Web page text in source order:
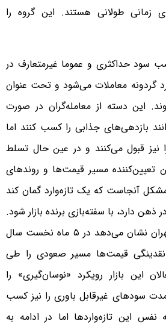
زمانی طولانی هستند. این گروه را
سود حداکثری و عموما غیرمتعارف در
گردونه معاملات می‌شود و تحت عنوان
این دسته از معامله‌گران در صورت
بازدهی‌های جذابی را کسب کنند اما
نیز قبول می‌کنند و در عین حال تسلط
تعیین‌کنند‌ه مسیر قیمت‌ها و روند‌های
مشکل آنجاست که یک تازه‌وارد گمان کند
ذهن دارد، با سفته‌بازی برنده بازار شود.
رصد‌ معامله‌گران بورس تهران نشان می‌د‌هد‌ د‌ر ۵ ماه نخست سال
نقد‌ینگی قیمت‌ها مسیر صعودی را طی
این بازار رویکرد‌ «نوسان‌گیری» را
سودهای غیرقابل باوری را نیز کسب
نفس این تازه‌واردها اما در ادامه به